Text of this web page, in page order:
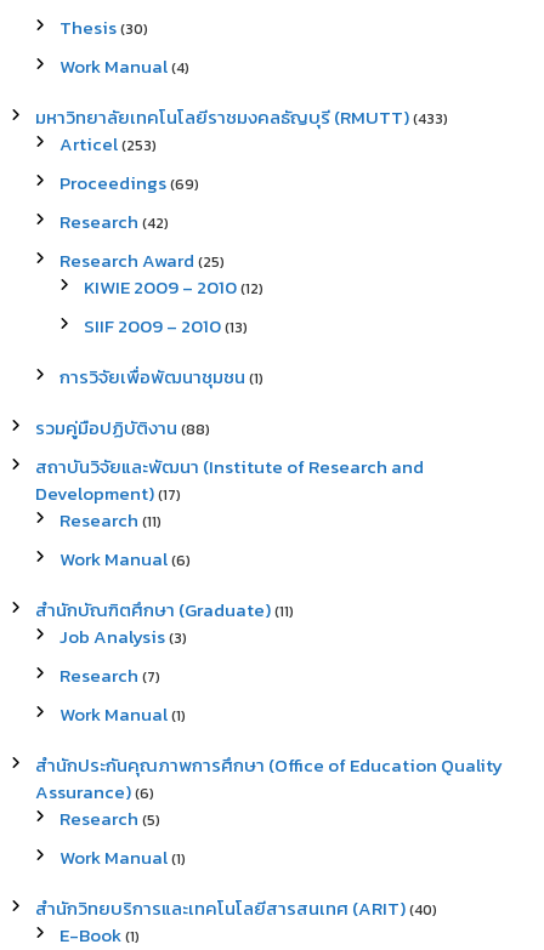
Thesis(30)
Work Manual(4)
มหาวิทยาลัยเทคโนโลยีราชมงคลธัญบุรี (RMUTT)(433)
Articel(253)
Proceedings(69)
Research (42)
Research Award (25)
KIWIE 2009 – 2010(12)
SIIF 2009 – 2010(13)
การวิจัยเพื่อพัฒนาชุมชน (1)
รวมคู่มือปฏิบัติงาน (88)
สถาบันวิจัยและพัฒนา (Institute of Research and
Development)(17)
Research (11)
Work Manual(6)
สำนักบัณฑิตศึกษา (Graduate)(11)
Job Analysis(3)
Research (7)
Work Manual(1)
สำนักประกันคุณภาพการศึกษา (Office of Education Quality
Assurance)(6)
Research (5)
Work Manual(1)
สำนักวิทยบริการและเทคโนโลยีสารสนเทศ (ARIT)(40)
E-Book(1)